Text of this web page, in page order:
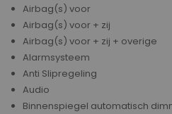
Airbag(s) voor
Airbag(s) voor + zij
Airbag(s) voor + zij + overige
Alarmsysteem
Anti Slipregeling
Audio
Binnenspiegel automatisch